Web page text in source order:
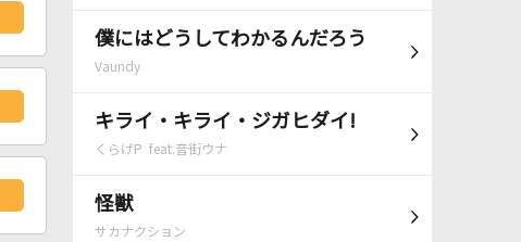
僕にはどうしてわかるんだろう
Vaundy
キライ・キライ・ジガヒダイ!
くらげP feat.音街ウナ
怪獣
サカナクション